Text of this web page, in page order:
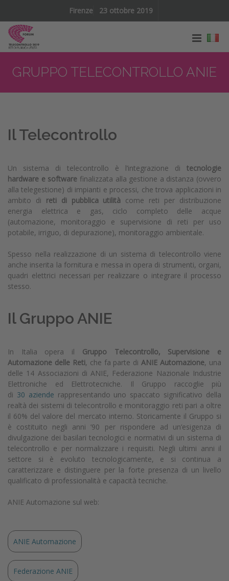
Firenze 23 ottobre 2019
GRUPPO TELECONTROLLO ANIE
Il Telecontrollo
Un sistema di telecontrollo è l’integrazione di tecnologie
hardware e software finalizzata alla gestione a distanza (ovvero
alla telegestione) di impianti e processi, che trova applicazioni in
ambito di reti di pubblica utilità come reti per distribuzione
energia elettrica e gas, ciclo completo delle acque
(automazione, monitoraggio e supervisione di reti per uso
potabile, irriguo, di depurazione), monitoraggio ambientale.
Spesso nella realizzazione di un sistema di telecontrollo viene
anche inserita la fornitura e messa in opera di strumenti, organi,
quadri elettrici necessari per realizzare o integrare il processo
stesso.
Il Gruppo ANIE
In Italia opera il Gruppo Telecontrollo, Supervisione e
Automazione delle Reti, che fa parte diANIE Automazione, una
delle 14 Associazioni di ANIE, Federazione Nazionale Industrie
Elettroniche ed Elettrotecniche. Il Gruppo raccoglie più
di 30 aziende rappresentando uno spaccato significativo della
realtà dei sistemi di telecontrollo e monitoraggio reti pari a oltre
il 60% del valore del mercato interno. Storicamente il Gruppo si
è costituito negli anni ’90 per rispondere ad un’esigenza di
divulgazione dei basilari tecnologici e normativi di un sistema di
telecontrollo e per normalizzare i requisiti. Negli ultimi anni il
settore si è evoluto tecnologicamente, e si continua a
caratterizzare e distinguere per la forte presenza di un livello
qualificato di professionalità e capacità tecniche.
ANIE Automazione sul web:
ANIE Automazione
Federazione ANIE